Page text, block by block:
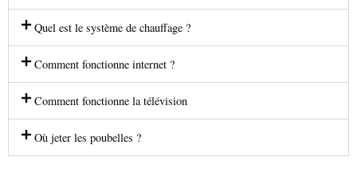
Quel est le système de chauffage ?
Comment fonctionne internet ?
Comment fonctionne la télévision
Où jeter les poubelles ?